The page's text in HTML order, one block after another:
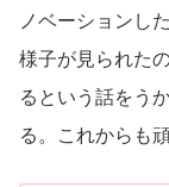
ノベーションし
様子が見られた
るという話をう
る。これからも